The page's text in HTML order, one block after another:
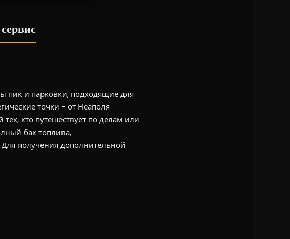
пик и парковки, подходящие для
точки - от Неаполя
кто путешествует по делам или
бак топлива,
получения дополнительной